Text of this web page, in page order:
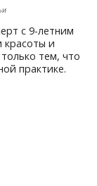
с 9-летним
и
тем, что
практике.